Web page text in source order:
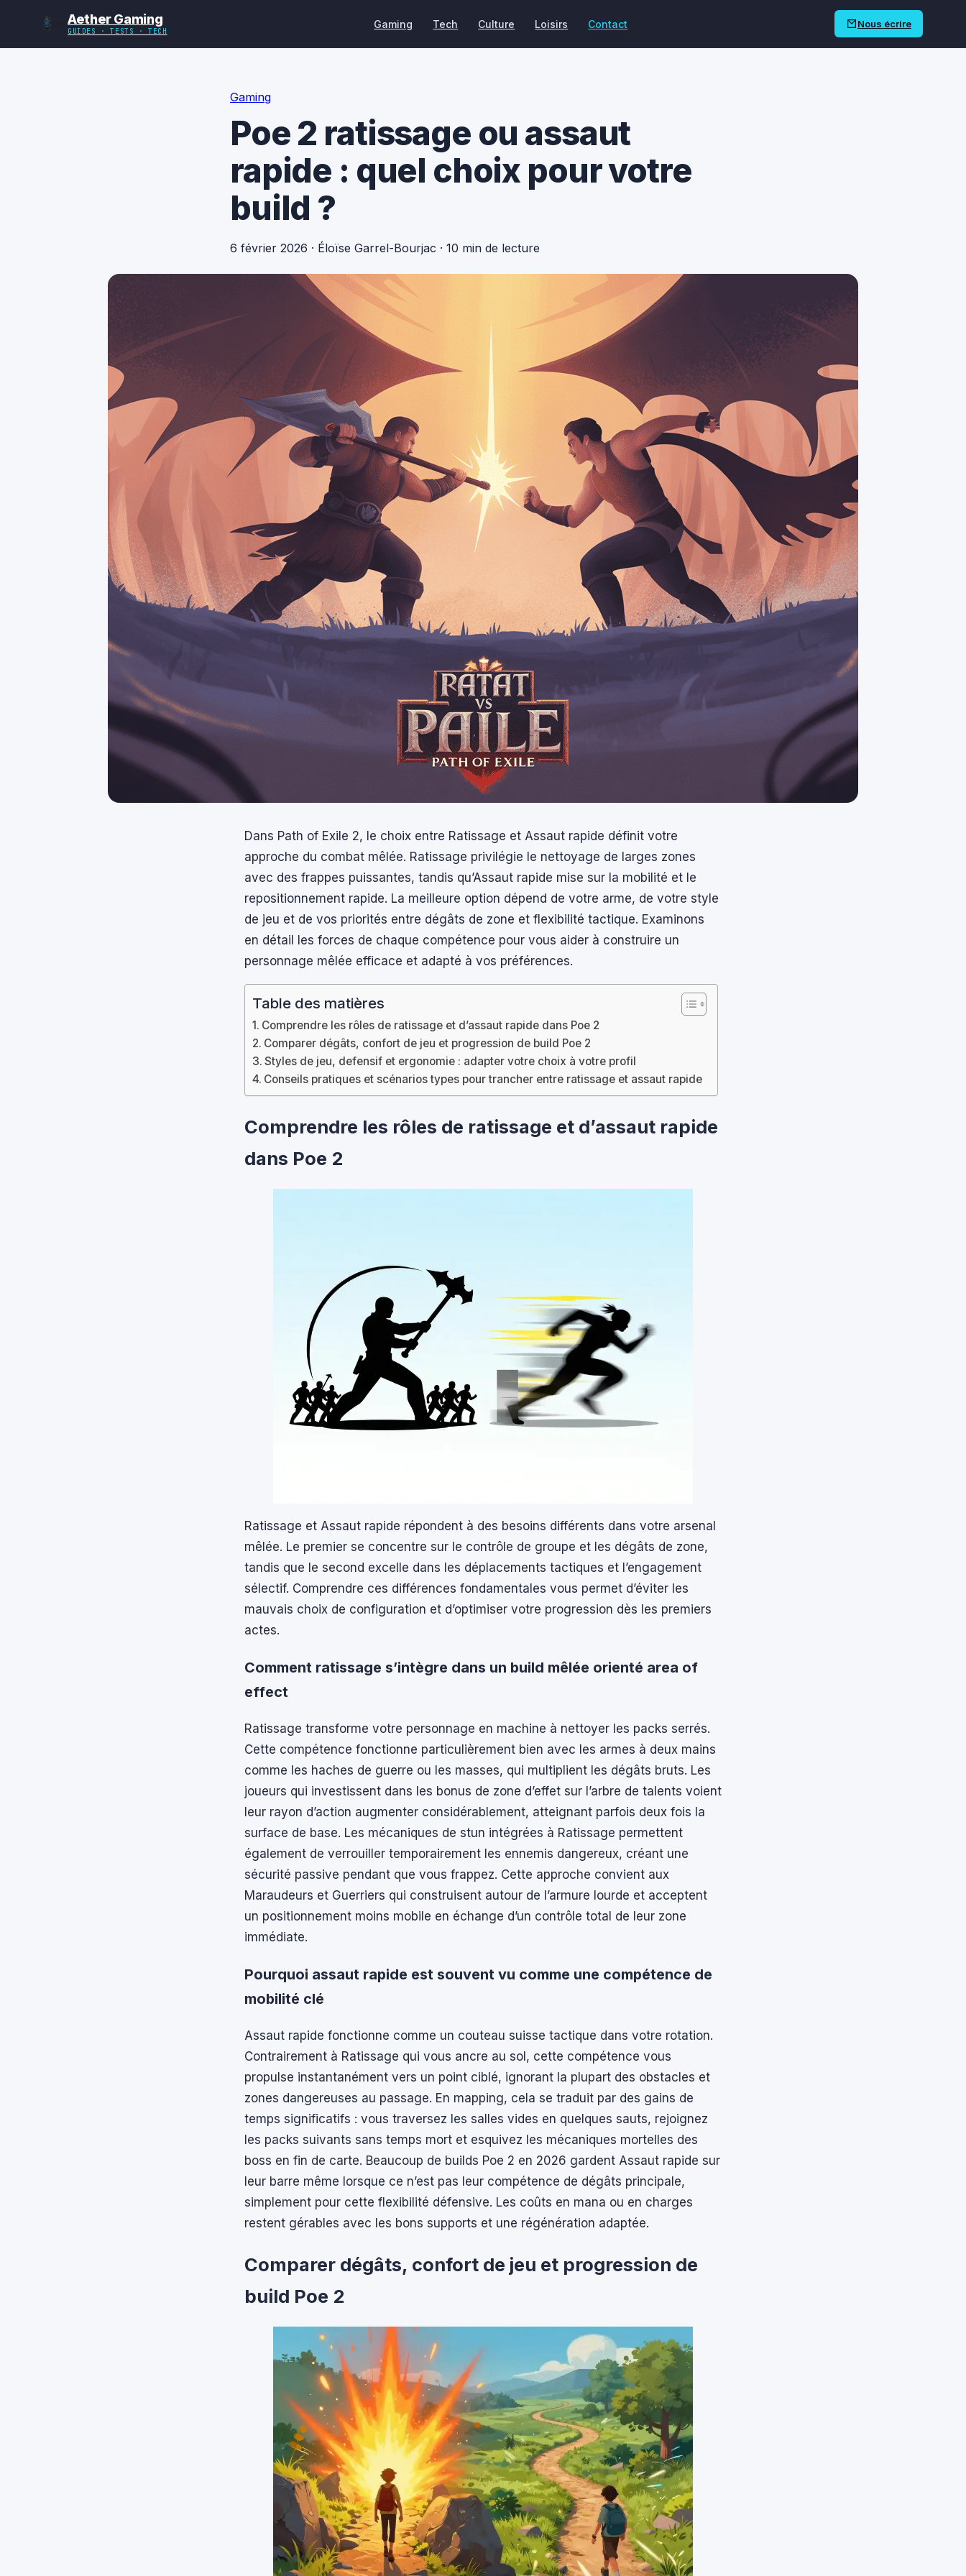
Aether Gaming
GUIDES · TESTS · TECH
Gaming Tech Culture Loisirs Contact Nous écrire
Gaming
Poe 2 ratissage ou assaut
rapide : quel choix pour votre
build ?
6 février 2026 · Éloïse Garrel-Bourjac · 10 min de lecture
Dans Path of Exile 2, le choix entre Ratissage et Assaut rapide définit votre
approche du combat mêlée. Ratissage privilégie le nettoyage de larges zones
avec des frappes puissantes, tandis qu’Assaut rapide mise sur la mobilité et le
repositionnement rapide. La meilleure option dépend de votre arme, de votre style
de jeu et de vos priorités entre dégâts de zone et flexibilité tactique. Examinons
en détail les forces de chaque compétence pour vous aider à construire un
personnage mêlée efficace et adapté à vos préférences.
Table des matières
Comprendre les rôles de ratissage et d’assaut rapide dans Poe 2
Comparer dégâts, confort de jeu et progression de build Poe 2
Styles de jeu, defensif et ergonomie : adapter votre choix à votre profil
Conseils pratiques et scénarios types pour trancher entre ratissage et assaut rapide
Comprendre les rôles de ratissage et d’assaut rapide
dans Poe 2
Ratissage et Assaut rapide répondent à des besoins différents dans votre arsenal
mêlée. Le premier se concentre sur le contrôle de groupe et les dégâts de zone,
tandis que le second excelle dans les déplacements tactiques et l’engagement
sélectif. Comprendre ces différences fondamentales vous permet d’éviter les
mauvais choix de configuration et d’optimiser votre progression dès les premiers
actes.
Comment ratissage s’intègre dans un build mêlée orienté area of
effect
Ratissage transforme votre personnage en machine à nettoyer les packs serrés.
Cette compétence fonctionne particulièrement bien avec les armes à deux mains
comme les haches de guerre ou les masses, qui multiplient les dégâts bruts. Les
joueurs qui investissent dans les bonus de zone d’effet sur l’arbre de talents voient
leur rayon d’action augmenter considérablement, atteignant parfois deux fois la
surface de base. Les mécaniques de stun intégrées à Ratissage permettent
également de verrouiller temporairement les ennemis dangereux, créant une
sécurité passive pendant que vous frappez. Cette approche convient aux
Maraudeurs et Guerriers qui construisent autour de l’armure lourde et acceptent
un positionnement moins mobile en échange d’un contrôle total de leur zone
immédiate.
Pourquoi assaut rapide est souvent vu comme une compétence de
mobilité clé
Assaut rapide fonctionne comme un couteau suisse tactique dans votre rotation.
Contrairement à Ratissage qui vous ancre au sol, cette compétence vous
propulse instantanément vers un point ciblé, ignorant la plupart des obstacles et
zones dangereuses au passage. En mapping, cela se traduit par des gains de
temps significatifs : vous traversez les salles vides en quelques sauts, rejoignez
les packs suivants sans temps mort et esquivez les mécaniques mortelles des
boss en fin de carte. Beaucoup de builds Poe 2 en 2026 gardent Assaut rapide sur
leur barre même lorsque ce n’est pas leur compétence de dégâts principale,
simplement pour cette flexibilité défensive. Les coûts en mana ou en charges
restent gérables avec les bons supports et une régénération adaptée.
Comparer dégâts, confort de jeu et progression de
build Poe 2